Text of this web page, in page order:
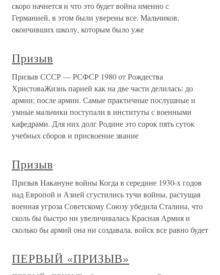
скоро начнется и что это будет война именно с
Германией, в этом были уверены все. Мальчиков,
окончивших школу, которым было уже
Призыв
Призыв СССР — РСФСР 1980 от Рождества
ХристоваЖизнь парней как на две части делилась: до
армии; после армии. Самые практичные послушные и
умные мальчики поступали в институты с военными
кафедрами. Для них долг Родине это сорок пять суток
учебных сборов и присвоение звание
Призыв
Призыв Накануне войны Когда в середине 1930-х годов
над Европой и Азией сгустились тучи войны, растущая
военная угроза Советскому Союзу убедила Сталина, что
сколь бы быстро ни увеличивалась Красная Армия и
сколько бы армий она ни создавала, войск все равно будет
ПЕРВЫЙ «ПРИЗЫВ»